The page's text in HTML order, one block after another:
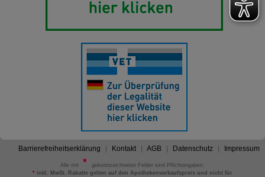
Barrierefreiheitserklärung Kontakt AGB Datenschutz Impressum
Alle mit
gekennzeichneten Felder sind Pflichtangaben.
*inkl. MwSt. Rabatte gelten auf den Apothekenverkaufspreis und nicht für